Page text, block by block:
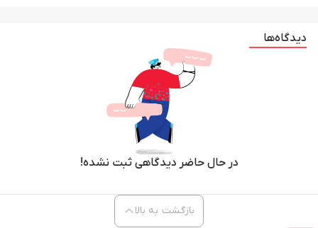
دیدگاه‌ها
در حال حاضر دیدگاهی ثبت نشده!
بازگشت به بالا